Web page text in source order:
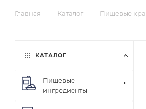
Главная — Каталог — Пищевые
КАТАЛОГ
Пищевые
ингредиенты